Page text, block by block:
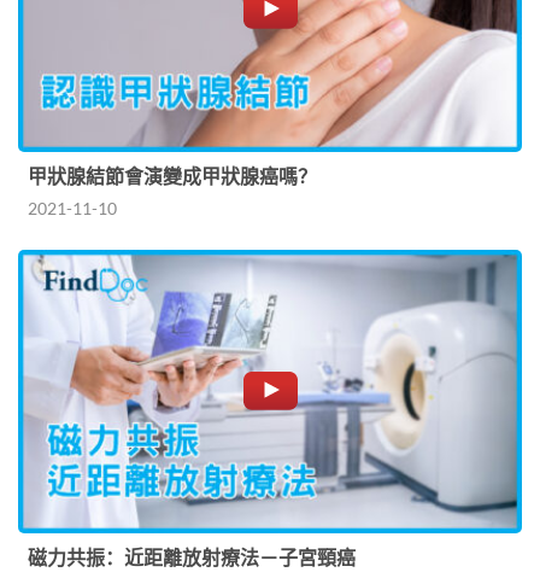
甲狀腺結節會演變成甲狀腺癌嗎？
2021-11-10
磁力共振：近距離放射療法－子宮頸癌